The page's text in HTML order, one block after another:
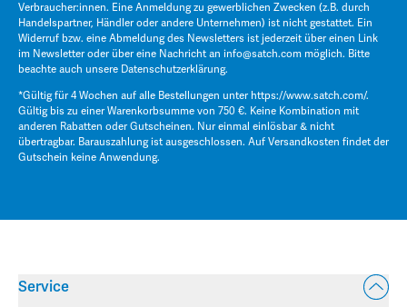
Verbraucher:innen. Eine Anmeldung zu gewerblichen Zwecken (z.B. durch
Handelspartner, Händler oder andere Unternehmen) ist nicht gestattet. Ein
Widerruf bzw. eine Abmeldung des Newsletters ist jederzeit über einen Link
im Newsletter oder über eine Nachricht an info@satch.com möglich. Bitte
beachte auch unsere Datenschutzerklärung.
*Gültig für 4 Wochen auf alle Bestellungen unter https://www.satch.com/.
Gültig bis zu einer Warenkorbsumme von 750 €. Keine Kombination mit
anderen Rabatten oder Gutscheinen. Nur einmal einlösbar & nicht
übertragbar. Barauszahlung ist ausgeschlossen. Auf Versandkosten findet der
Gutschein keine Anwendung.
Service